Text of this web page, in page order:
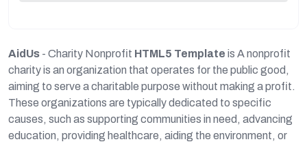
AidUs - Charity Nonprofit HTML5 Template is A nonprofit
charity is an organization that operates for the public good,
aiming to serve a charitable purpose without making a profit.
These organizations are typically dedicated to specific
causes, such as supporting communities in need, advancing
education, providing healthcare, aiding the environment, or